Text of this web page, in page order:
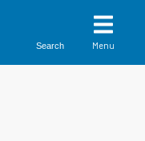
Search Menu